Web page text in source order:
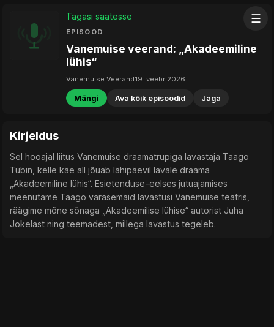
☰
Tagasi saatesse
EPISOOD
Vanemuise veerand: „Akadeemiline
lühis“
Vanemuise Veerand19. veebr 2026
Mängi Ava kõik episoodid Jaga
Kirjeldus
Sel hooajal liitus Vanemuise draamatrupiga lavastaja Taago
Tubin, kelle käe all jõuab lähipäevil lavale draama
„Akadeemiline lühis“. Esietenduse-eelses jutuajamises
meenutame Taago varasemaid lavastusi Vanemuise teatris,
räägime mõne sõnaga „Akadeemilise lühise“ autorist Juha
Jokelast ning teemadest, millega lavastus tegeleb.